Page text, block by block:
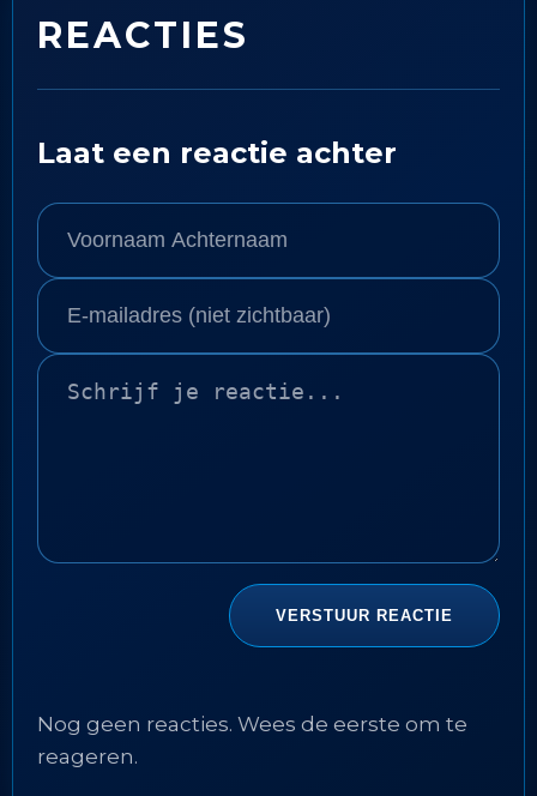
REACTIES
Laat een reactie achter
Nog geen reacties. Wees de eerste om te
reageren.